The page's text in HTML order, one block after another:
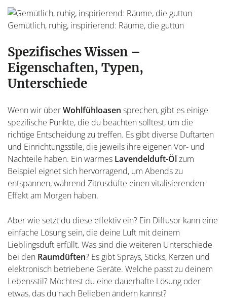
Gemütlich, ruhig, inspirierend: Räume, die guttun
Spezifisches Wissen –
Eigenschaften, Typen,
Unterschiede
Wenn wir überWohlfühloasen sprechen, gibt es einige
spezifische Punkte, die du beachten solltest, um die
richtige Entscheidung zu treffen. Es gibt diverse Duftarten
und Einrichtungsstile, die jeweils ihre eigenen Vor- und
Nachteile haben. Ein warmes Lavendelduft-Ölzum
Beispiel eignet sich hervorragend, um Abends zu
entspannen, während Zitrusdüfte einen vitalisierenden
Effekt am Morgen haben.
Aber wie setzt du diese effektiv ein? Ein Diffusor kann eine
einfache Lösung sein, die deine Luft mit deinem
Lieblingsduft erfüllt. Was sind die weiteren Unterschiede
bei den Raumdüften? Es gibt Sprays, Sticks, Kerzen und
elektronisch betriebene Geräte. Welche passt zu deinem
Lebensstil? Möchtest du eine dauerhafte Lösung oder
etwas, das du nach Belieben ändern kannst?